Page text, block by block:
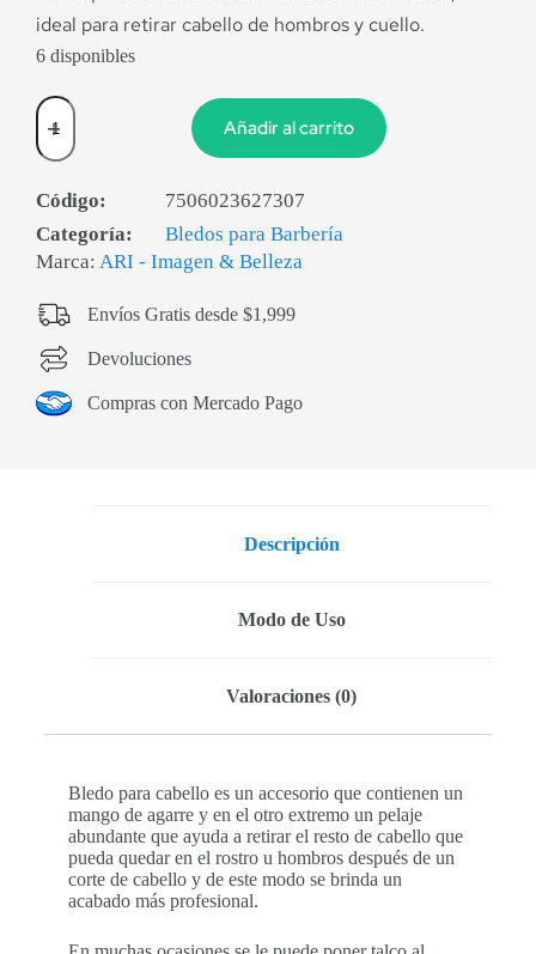
ideal para retirar cabello de hombros y cuello.
6 disponibles
Añadir al carrito
Código:
7506023627307
Categoría:
Bledos para Barbería
Marca: ARI - Imagen & Belleza
Envíos Gratis desde $1,999
Devoluciones
Compras con Mercado Pago
Descripción
Modo de Uso
Valoraciones (0)
Bledo para cabello es un accesorio que contienen un
mango de agarre y en el otro extremo un pelaje
abundante que ayuda a retirar el resto de cabello que
pueda quedar en el rostro u hombros después de un
corte de cabello y de este modo se brinda un
acabado más profesional.